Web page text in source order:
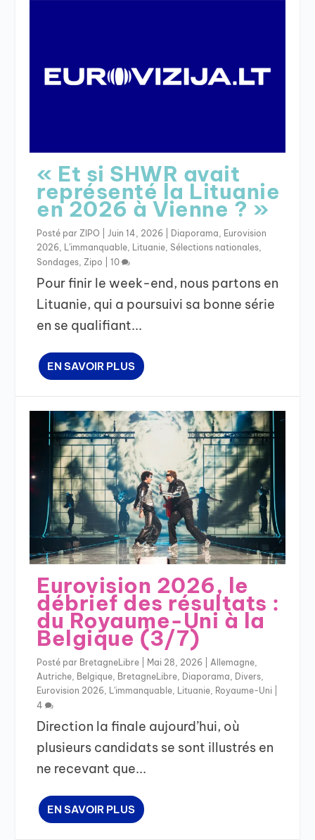
« Et si SHWR avait
représenté la Lituanie
en 2026 à Vienne ? »
Posté parZIPO |Juin 14, 2026 Diaporama, Eurovision
2026, L'immanquable, Lituanie,Sélections nationales,
Sondages,Zipo |10
Pour finir le week-end, nous partons en
Lituanie, qui a poursuivi sa bonne série
en se qualifiant...
EN SAVOIR PLUS
Eurovision 2026, le
débrief des résultats :
du Royaume-Uni à la
Belgique (3/7)
Posté par BretagneLibre Mai 28, 2026 |Allemagne,
Autriche, Belgique, BretagneLibre, Diaporama, Divers,
Eurovision 2026, L'immanquable, Lituanie, Royaume-Uni
4
Direction la finale aujourd’hui, où
plusieurs candidats se sont illustrés en
ne recevant que...
EN SAVOIR PLUS